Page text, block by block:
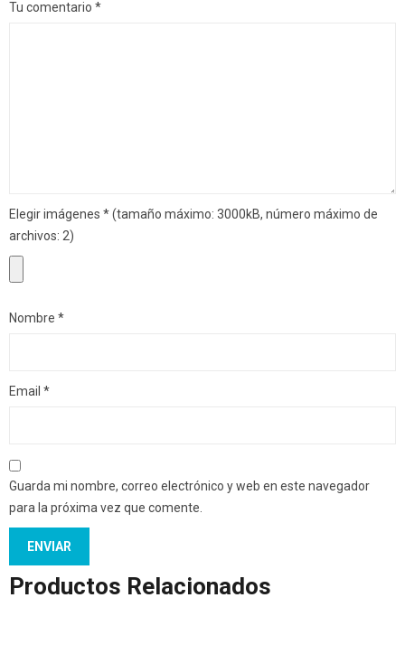
Tu comentario *
Elegir imágenes *(tamaño máximo: 3000kB, número máximo de
archivos: 2)
Nombre *
Email *
Guarda mi nombre, correo electrónico y web en este navegador
para la próxima vez que comente.
Productos Relacionados